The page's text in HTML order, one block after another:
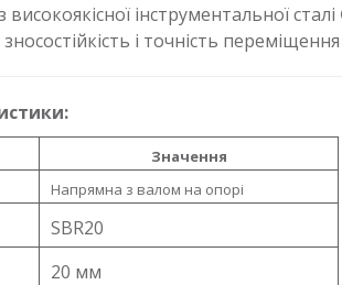
інструментальної сталі
і точність
Значення
Напрямна з валом на опорі
SBR20
20 мм